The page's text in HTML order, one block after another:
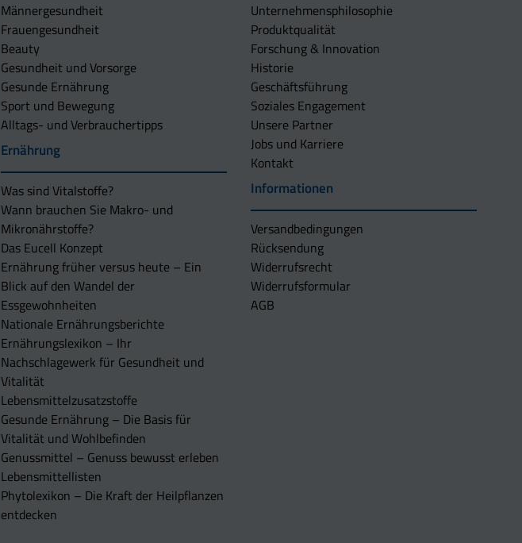
Männergesundheit
Frauengesundheit
Beauty
Gesundheit und Vorsorge
Gesunde Ernährung
Sport und Bewegung
Alltags- und Verbrauchertipps
Ernährung
Was sind Vitalstoffe?
Wann brauchen Sie Makro- und
Mikronährstoffe?
Das Eucell Konzept
Ernährung früher versus heute – Ein
Blick auf den Wandel der
Essgewohnheiten
Nationale Ernährungsberichte
Ernährungslexikon – Ihr
Nachschlagewerk für Gesundheit und
Vitalität
Lebensmittelzusatzstoffe
Gesunde Ernährung – Die Basis für
Vitalität und Wohlbefinden
Genussmittel – Genuss bewusst erleben
Lebensmittellisten
Phytolexikon – Die Kraft der Heilpflanzen
entdecken
Unternehmens­philosophie
Produktqualität
Forschung & Innovation
Historie
Geschäftsführung
Soziales Engagement
Unsere Partner
Jobs und Karriere
Kontakt
Informationen
Versandbedingungen
Rücksendung
Widerrufsrecht
Widerrufsformular
AGB